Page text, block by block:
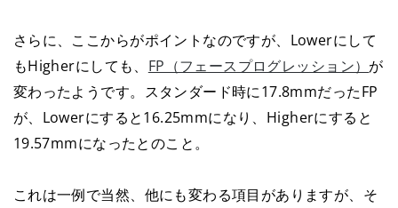
さらに、ここからがポイントなのですが、Lowerにして
もHigherにしても、 FP（フェースプログレッション） が
変わったようです。スタンダード時に17.8mmだったFP
が、Lowerにすると16.25mmになり、Higherにすると
19.57mmになったとのこと。
これは一例で当然、他にも変わる項目がありますが、そ